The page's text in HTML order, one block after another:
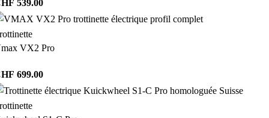
539.00
VX2 Pro
699.00